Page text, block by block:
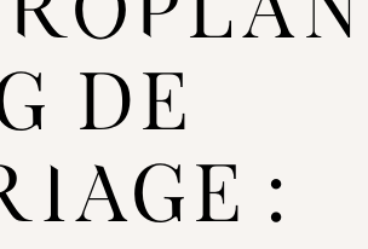
DE
: